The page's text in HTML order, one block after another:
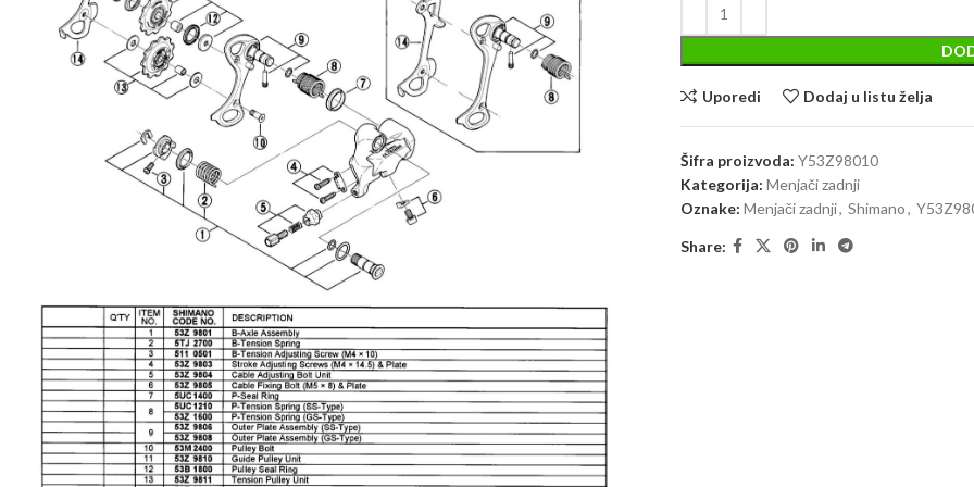
Uporedi Dodaj u listu želja
Šifra proizvoda: Y53Z98010
Kategorija: Menjači zadnji
Oznake: Menjači zadnji, Shimano,
Share: